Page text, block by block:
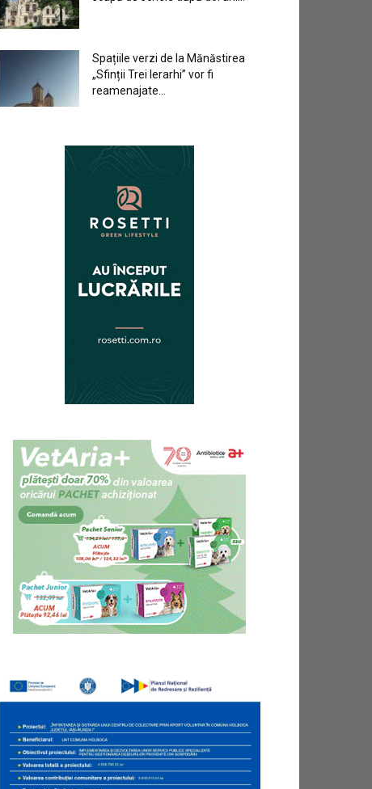
Spațiile verzi de la Mănăstirea
„Sfinții Trei Ierarhi” vor fi
reamenajate...